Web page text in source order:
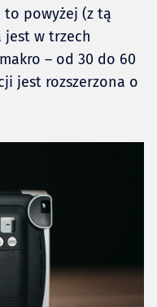
to powyżej (z tą
jest w trzech
– od 30 do 60
jest rozszerzona o